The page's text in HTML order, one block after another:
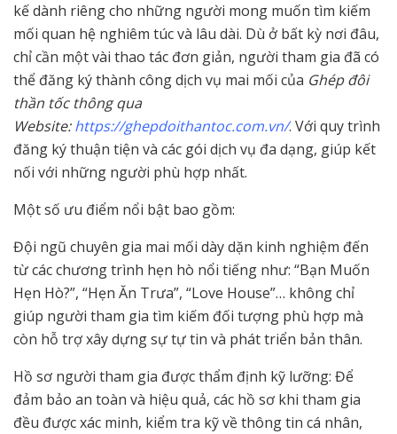
kế dành riêng cho những người mong muốn tìm kiếm
mối quan hệ nghiêm túc và lâu dài. Dù ở bất kỳ nơi đâu,
chỉ cần một vài thao tác đơn giản, người tham gia đã có
thể đăng ký thành công dịch vụ mai mối của Ghép đôi
thần tốc thông qua
Website:https://ghepdoithantoc.com.vn/. Với quy trình
đăng ký thuận tiện và các gói dịch vụ đa dạng, giúp kết
nối với những người phù hợp nhất.
Một số ưu điểm nổi bật bao gồm:
Đội ngũ chuyên gia mai mối dày dặn kinh nghiệm đến
từ các chương trình hẹn hò nổi tiếng như: “Bạn Muốn
Hẹn Hò?”, “Hẹn Ăn Trưa”, “Love House”… không chỉ
giúp người tham gia tìm kiếm đối tượng phù hợp mà
còn hỗ trợ xây dựng sự tự tin và phát triển bản thân.
Hồ sơ người tham gia được thẩm định kỹ lưỡng: Để
đảm bảo an toàn và hiệu quả, các hồ sơ khi tham gia
đều được xác minh, kiểm tra kỹ về thông tin cá nhân,